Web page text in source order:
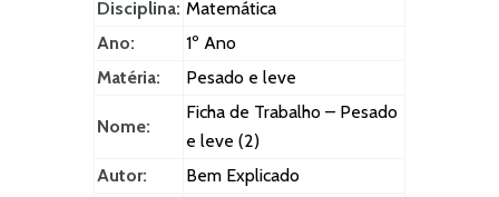
Disciplina: Matemática
Ano:
1º Ano
Matéria:
Pesado e leve
Nome:
Ficha de Trabalho – Pesado
e leve (2)
Autor:
Bem Explicado